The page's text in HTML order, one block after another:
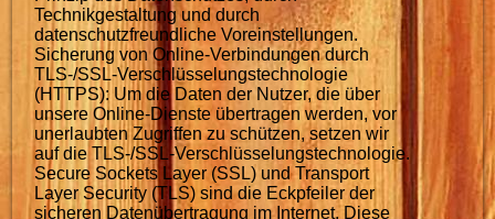
Technikgestaltung und durch
datenschutzfreundliche Voreinstellungen.
Sicherung von Online-Verbindungen durch
TLS-/SSL-Verschlüsselungstechnologie
(HTTPS): Um die Daten der Nutzer, die über
unsere Online-Dienste übertragen werden, vor
unerlaubten Zugriffen zu schützen, setzen wir
auf die TLS-/SSL-Verschlüsselungstechnologie.
Secure Sockets Layer (SSL) und Transport
Layer Security (TLS) sind die Eckpfeiler der
sicheren Datenübertragung im Internet. Diese